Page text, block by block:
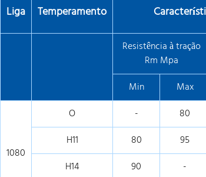
Liga Temperamento
Resistência à tração
Rm Mpa
Min
Max
1080
O - 80
H11 80 95
H14
90 -